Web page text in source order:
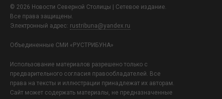
© 2026 Новости Северной Столицы | Сетевое издание.
Все права защищены.
Электронный адрес: rustribuna@yandex.ru
Объединенные СМИ «РУСТРИБУНА»
Использование материалов разрешено только с
предварительного согласия правообладателей. Все
права на тексты и иллюстрации принадлежат их авторам.
Сайт может содержать материалы, не предназначенные